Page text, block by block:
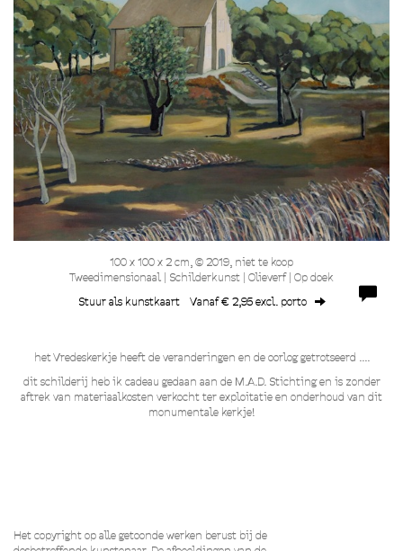
100 x 100 x 2 cm, © 2019, niet te koop
Tweedimensionaal | Schilderkunst | Olieverf | Op doek
Stuur als kunstkaart Vanaf € 2,95 excl. porto
het Vredeskerkje heeft de veranderingen en de oorlog getrotseerd ....
dit schilderij heb ik cadeau gedaan aan de M.A.D. Stichting en is zonder
aftrek van materiaalkosten verkocht ter exploitatie en onderhoud van dit
monumentale kerkje!
Het copyright op alle getoonde werken berust bij de